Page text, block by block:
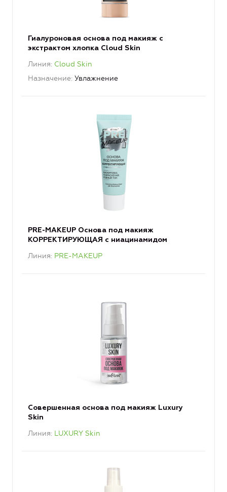
Гиалуроновая основа под макияж с
экстрактом хлопка Cloud Skin
Линия Cloud Skin
Назначение Увлажнение
PRE-MAKEUP Основа под макияж
КОРРЕКТИРУЮЩАЯ с ниацинамидом
Линия PRE-MAKEUP
Совершенная основа под макияж Luxury
Skin
Линия LUXURY Skin